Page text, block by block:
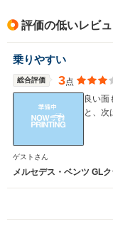
評価の低いレビ
乗りやすい
総合評価 3点
良い面
と、次
ゲストさん
メルセデス・ベンツ GLク